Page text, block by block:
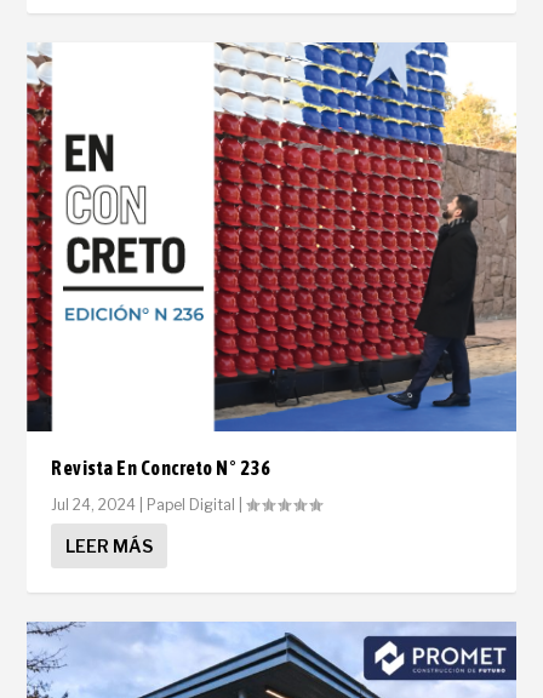
Revista En Concreto N° 236
Jul 24, 2024 Papel Digital |
LEER MÁS